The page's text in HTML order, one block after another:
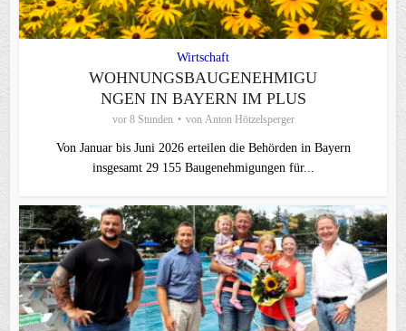
Wirtschaft
WOHNUNGSBAUGENEHMIGU
NGEN IN BAYERN IM PLUS
vor 8 Stunden von Anton Hötzelsperger
Von Januar bis Juni 2026 erteilen die Behörden in Bayern
insgesamt 29 155 Baugenehmigungen für...